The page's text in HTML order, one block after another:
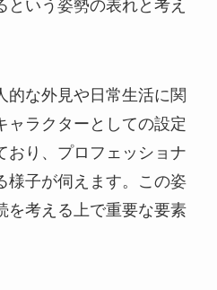
という姿勢の表れと考え
的な外見や日常生活に関
ャラクターとしての設定
おり、プロフェッショナ
様子が伺えます。この姿
を考える上で重要な要素